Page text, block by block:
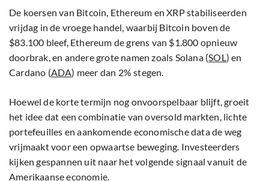
De koersen van Bitcoin, Ethereum en XRP stabiliseerden
vrijdag in de vroege handel, waarbij Bitcoin boven de
$83.100 bleef, Ethereum de grens van $1.800 opnieuw
doorbrak, en andere grote namen zoals Solana (SOL) en
Cardano (ADA) meer dan 2% stegen.
Hoewel de korte termijn nog onvoorspelbaar blijft, groeit
het idee dat een combinatie van oversold markten, lichte
portefeuilles en aankomende economische data de weg
vrijmaakt voor een opwaartse beweging. Investeerders
kijken gespannen uit naar het volgende signaal vanuit de
Amerikaanse economie.